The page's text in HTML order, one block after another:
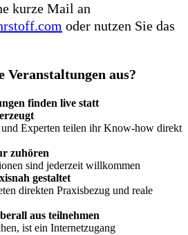
kurze Mail an
oder nutzen Sie das
Veranstaltungen aus?
finden live statt
Experten teilen ihr Know-how direkt
zuhören
sind jederzeit willkommen
gestaltet
direkten Praxisbezug und reale
aus teilnehmen
ist ein Internetzugang